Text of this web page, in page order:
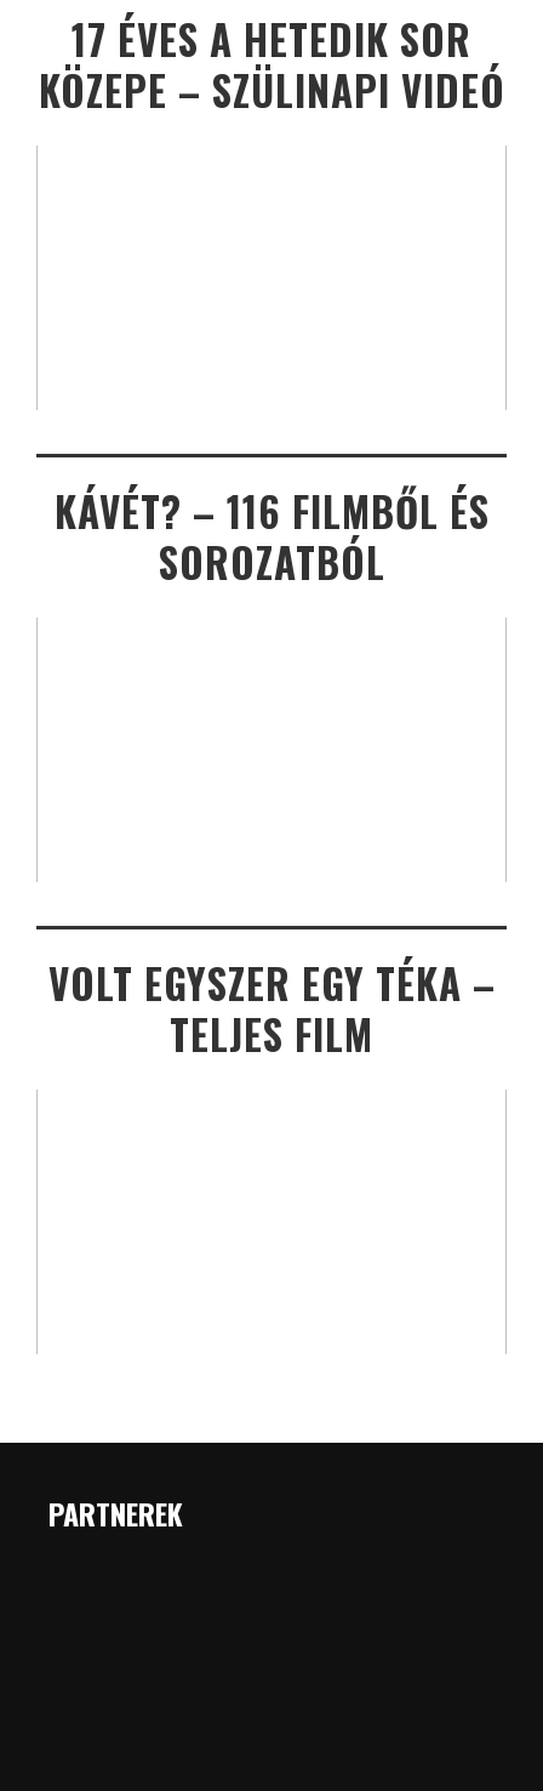
17 ÉVES A HETEDIK SOR
KÖZEPE – SZÜLINAPI VIDEÓ
KÁVÉT? – 116 FILMBŐL ÉS
SOROZATBÓL
VOLT EGYSZER EGY TÉKA –
TELJES FILM
PARTNEREK